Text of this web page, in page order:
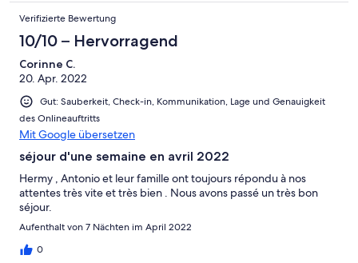
Verifizierte Bewertung
10/10 – Hervorragend
Corinne C.
20. Apr. 2022
Gut: Sauberkeit, Check-in, Kommunikation, Lage und Genauigkeit
des Onlineauftritts
Mit Google übersetzen
séjour d'une semaine en avril 2022
Hermy , Antonio et leur famille ont toujours répondu à nos
attentes très vite et très bien . Nous avons passé un très bon
séjour.
Aufenthalt von 7 Nächten im April 2022
0